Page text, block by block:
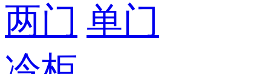
两门 单门